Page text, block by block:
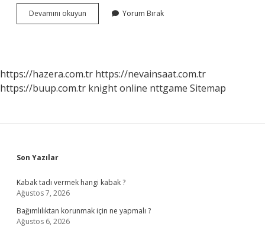
Devamını okuyun
Düşürmeye
Yorum Bırak
https://hazera.com.tr https://nevainsaat.com.tr
https://buup.com.tr knight online nttgame Sitemap
Sidebar
Son Yazılar
Kabak tadı vermek hangi kabak ?
Ağustos 7, 2026
Bağımlılıktan korunmak için ne yapmalı ?
Ağustos 6, 2026